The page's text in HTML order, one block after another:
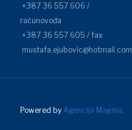
+387 36 557 606 /
računovođa
+387 36 557 605 / fax
mustafa.ejubovic@hotmail.com
Powered by Agencija Magma.